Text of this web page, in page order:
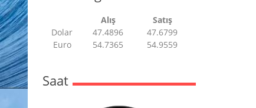
Alış
Satış
Dolar
47.4896
47.6799
Euro
54.7365 54.9559
Saat